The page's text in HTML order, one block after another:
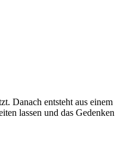
Danach entsteht aus einem
lassen und das Gedenken